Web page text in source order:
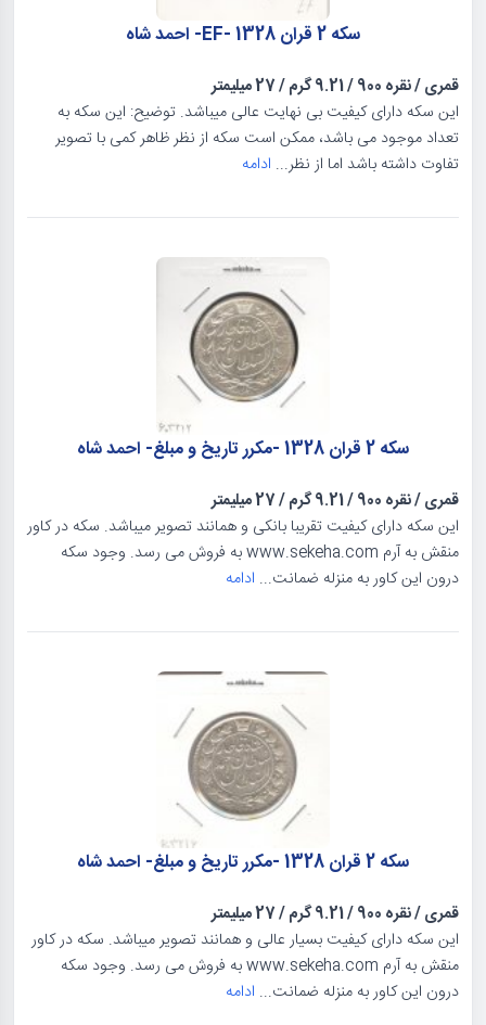
سکه 2 قران 1328 -EF- احمد شاه
قمری/نقره 900 /9.21 گرم /27 میلیمتر
این سکه دارای کیفیت بی نهایت عالی میباشد. توضیح: این سکه به
تعداد موجود می باشد، ممکن است سکه از نظر ظاهر کمی با تصویر
تفاوت داشته باشد اما از نظر... ادامه
سکه 2 قران 1328 -مکرر تاریخ و مبلغ- احمد شاه
قمری/نقره 900 /9.21 گرم /27 میلیمتر
این سکه دارای کیفیت تقریبا بانکی و همانند تصویر میباشد. سکه در کاور
منقش به آرم www.sekeha.com به فروش می رسد. وجود سکه
درون این کاور به منزله ضمانت... ادامه
سکه 2 قران 1328 -مکرر تاریخ و مبلغ- احمد شاه
قمری/نقره 900 /9.21 گرم /27 میلیمتر
این سکه دارای کیفیت بسیار عالی و همانند تصویر میباشد. سکه در کاور
منقش به آرم www.sekeha.com به فروش می رسد. وجود سکه
درون این کاور به منزله ضمانت... ادامه